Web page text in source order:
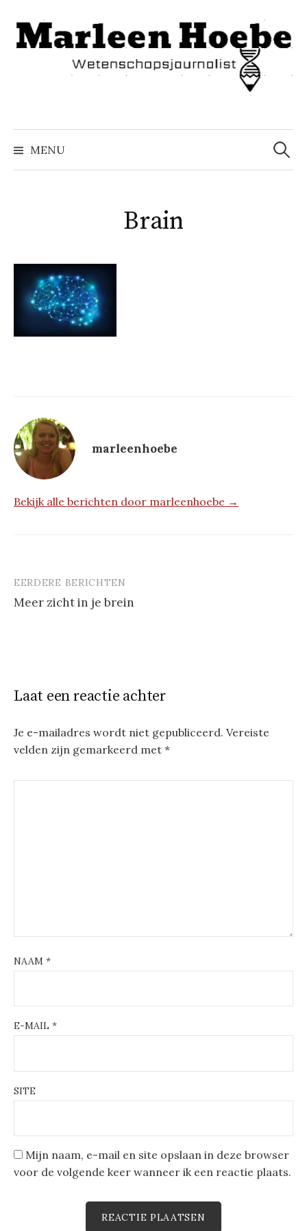
inhoud
springen
MENU
Zoeken
naar:
Brain
marleenhoebe
Bekijk alle berichten door marleenhoebe →
Berichtnavigatie
EERDERE BERICHTEN
Meer zicht in je brein
Laat een reactie achter
Je e-mailadres wordt niet gepubliceerd. Vereiste
velden zijn gemarkeerd met *
NAAM *
E-MAIL *
SITE
Mijn naam, e-mail en site opslaan in deze browser
voor de volgende keer wanneer ik een reactie plaats.